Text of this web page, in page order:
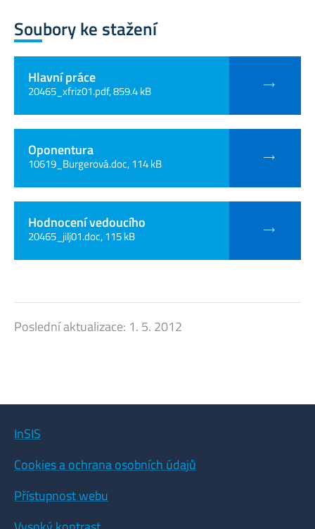
Soubory ke stažení
Hlavní práce
20465_xfriz01.pdf, 859.4 kB
Oponentura
10619_Burgerová.doc, 114 kB
Hodnocení vedoucího
20465_jilj01.doc, 115 kB
Poslední aktualizace: 1. 5. 2012
InSIS
Cookies a ochrana osobních údajů
Přístupnost webu